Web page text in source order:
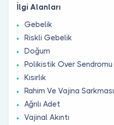
İlgi Alanları
Gebelik
Riskli Gebelik
Doğum
Polikistik Over Sendromu
Kısırlık
Rahim Ve Vajina Sarkması
Ağrılı Adet
Vajinal Akıntı